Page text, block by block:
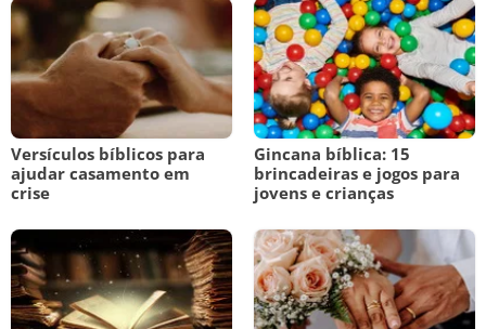
Versículos bíblicos para
ajudar casamento em
crise
Gincana bíblica: 15
brincadeiras e jogos para
jovens e crianças